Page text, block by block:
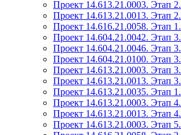
Проект 14.613.21.0003. Этап 2.
Проект 14.613.21.0013. Этап 2.
Проект 14.616.21.0058. Этап 1.
Проект 14.604.21.0042. Этап 3.
Проект 14.604.21.0046. Этап 3.
Проект 14.604.21.0100. Этап 3.
Проект 14.613.21.0003. Этап 3.
Проект 14.613.21.0013. Этап 3.
Проект 14.613.21.0035. Этап 1.
Проект 14.613.21.0003. Этап 4.
Проект 14.613.21.0013. Этап 4.
Проект 14.613.21.0003. Этап 5.